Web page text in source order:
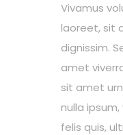
Vivamus
laoreet, sit
dignissim.
amet
sit amet
nulla
felis quis,